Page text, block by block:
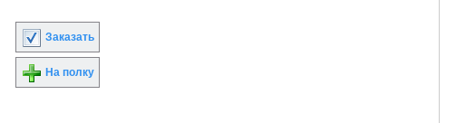
Заказать
На полку